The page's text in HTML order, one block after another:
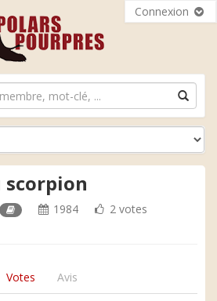
Connexion
scorpion
1984 2 votes
Votes Avis